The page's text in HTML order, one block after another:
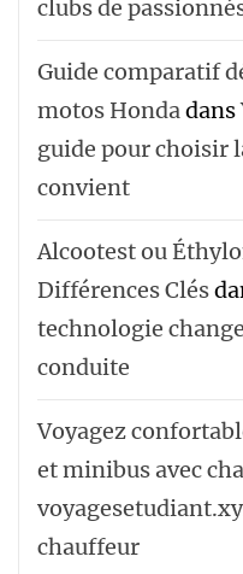
clubs de
Guide comparatif
motos Hondadans
guide pour choisir
convient
Alcootest ou
Différences Clés
technologie
conduite
Voyagez
et minibus avec
chauffeur ‌‌